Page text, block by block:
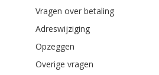
Vragen over betaling
Adreswijziging
Opzeggen
Overige vragen